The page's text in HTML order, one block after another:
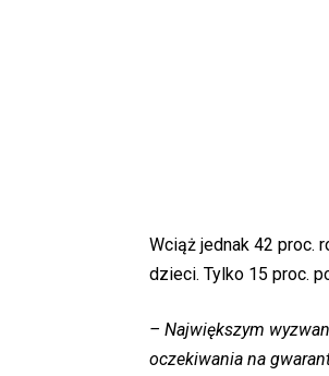
Wciąż jednak 42 proc.
dzieci. Tylko 15 proc.
– Największym
oczekiwania na